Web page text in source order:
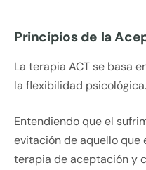
Principios de la
La terapia ACT se basa
la flexibilidad psicológica.
Entendiendo que el
evitación de aquello que
terapia de aceptación y